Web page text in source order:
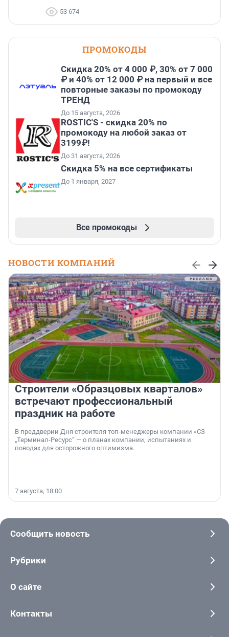
53 674
ПРОМОКОДЫ
Скидка 20% от 4 000 ₽, 30% от 7 000
₽ и 40% от 12 000 ₽ на первый и все
повторные заказы по промокоду
ТРЕНД
До 15 августа, 2026
ROSTIC'S - скидка 20% по
промокоду на любой заказ от
3199₽!
До 31 августа, 2026
Скидка 5% на все сертификаты
До 1 января, 2027
Все промокоды
НОВОСТИ КОМПАНИЙ
Строители «Образцовых кварталов»
встречают профессиональный
праздник на работе
В преддверии Дня строителя топ-менеджеры компании «СЗ
„Терминал-Ресурс“ — о планах компании, испытаниях и
поводах для осторожного оптимизма.
7 августа, 18:00
Сообщить новость
Рубрики
О сайте
Контакты